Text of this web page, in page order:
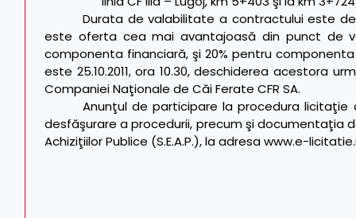
Durata de valabilitate a contractului este
este oferta cea mai avantajoasă din punct de
componenta financiară, şi 20% pentru
este 25.10.2011, ora 10.30, deschiderea acestora
Companiei Naţionale de Căi Ferate CFR SA.
Anunţul de participare la procedura
desfăşurare a procedurii, precum şi documentaţia
Achiziţiilor Publice (S.E.A.P.), la adresawww.e-